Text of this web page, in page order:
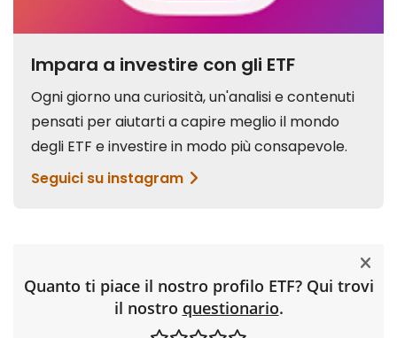
Quanto ti piace il nostro profilo ETF? Qui trovi
il nostro questionario.